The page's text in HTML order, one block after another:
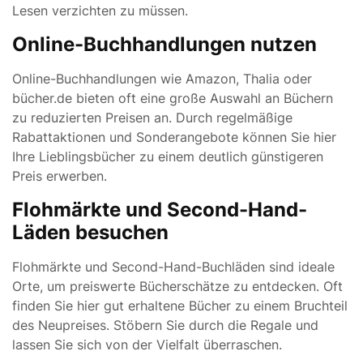
Lesen verzichten zu müssen.
Online-Buchhandlungen nutzen
Online-Buchhandlungen wie Amazon, Thalia oder
bücher.de bieten oft eine große Auswahl an Büchern
zu reduzierten Preisen an. Durch regelmäßige
Rabattaktionen und Sonderangebote können Sie hier
Ihre Lieblingsbücher zu einem deutlich günstigeren
Preis erwerben.
Flohmärkte und Second-Hand-
Läden besuchen
Flohmärkte und Second-Hand-Buchläden sind ideale
Orte, um preiswerte Bücherschätze zu entdecken. Oft
finden Sie hier gut erhaltene Bücher zu einem Bruchteil
des Neupreises. Stöbern Sie durch die Regale und
lassen Sie sich von der Vielfalt überraschen.